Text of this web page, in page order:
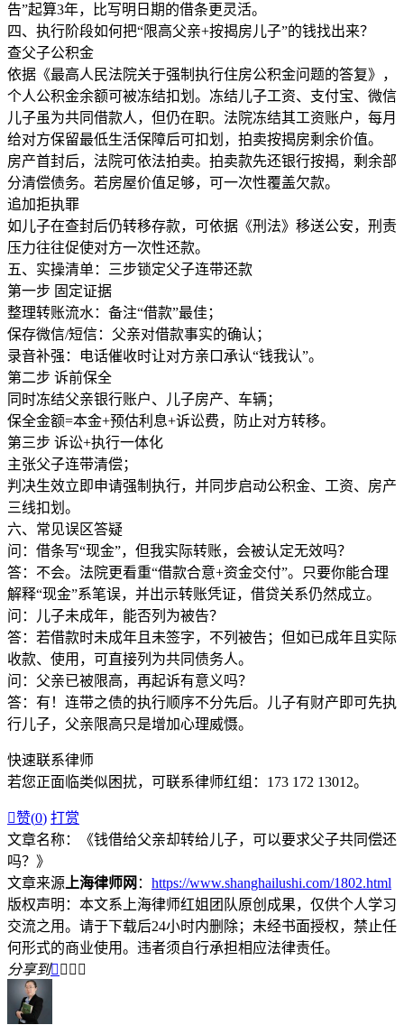
告”起算3年，比写明日期的借条更灵活。
四、执行阶段如何把“限高父亲+按揭房儿子”的钱找出来？
查父子公积金
依据《最高人民法院关于强制执行住房公积金问题的答复》，
个人公积金余额可被冻结扣划。冻结儿子工资、支付宝、微信
儿子虽为共同借款人，但仍在职。法院冻结其工资账户，每月
给对方保留最低生活保障后可扣划，拍卖按揭房剩余价值。
房产首封后，法院可依法拍卖。拍卖款先还银行按揭，剩余部
分清偿债务。若房屋价值足够，可一次性覆盖欠款。
追加拒执罪
如儿子在查封后仍转移存款，可依据《刑法》移送公安，刑责
压力往往促使对方一次性还款。
五、实操清单：三步锁定父子连带还款
第一步 固定证据
整理转账流水：备注“借款”最佳；
保存微信/短信：父亲对借款事实的确认；
录音补强：电话催收时让对方亲口承认“钱我认”。
第二步 诉前保全
同时冻结父亲银行账户、儿子房产、车辆；
保全金额=本金+预估利息+诉讼费，防止对方转移。
第三步 诉讼+执行一体化
主张父子连带清偿；
判决生效立即申请强制执行，并同步启动公积金、工资、房产
三线扣划。
六、常见误区答疑
问：借条写“现金”，但我实际转账，会被认定无效吗？
答：不会。法院更看重“借款合意+资金交付”。只要你能合理
解释“现金”系笔误，并出示转账凭证，借贷关系仍然成立。
问：儿子未成年，能否列为被告？
答：若借款时未成年且未签字，不列被告；但如已成年且实际
收款、使用，可直接列为共同债务人。
问：父亲已被限高，再起诉有意义吗？
答：有！连带之债的执行顺序不分先后。儿子有财产即可先执
行儿子，父亲限高只是增加心理威慑。
快速联系​​律师
若您正面临类似困扰，可联系律师红组：173 172 13012。
赞(0) 打赏
文章名称：《钱借给父亲却转给儿子，可以要求父子共同偿还
吗？》
文章来源 上海律师网 ： https://www.shanghailushi.com/1802.html
版权声明：本文系上海律师红姐团队原创成果，仅供个人学习
交流之用。请于下载后24小时内删除；未经书面授权，禁止任
何形式的商业使用。违者须自行承担相应法律责任。
分享到   